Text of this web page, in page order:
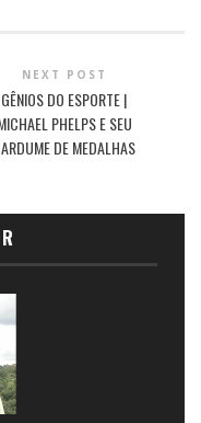
NEXT POST
GÊNIOS DO ESPORTE |
PHELPS E SEU
DE MEDALHAS